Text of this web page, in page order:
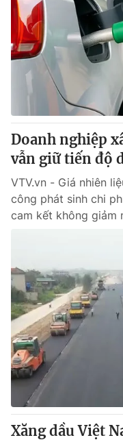
Doanh nghiệp
vẫn giữ tiến độ
VTV.vn - Giá nhiên
công phát sinh chi
cam kết không giảm
Xăng dầu Việt